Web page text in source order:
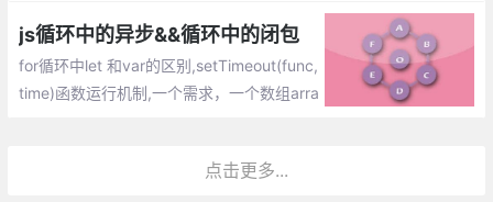
js循环中的异步&&循环中的闭包
for循环中let 和var的区别,setTimeout(func,
time)函数运行机制,一个需求，一个数组arra
点击更多...